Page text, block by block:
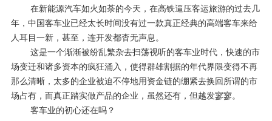
在新能源汽车如火如荼的今天，在高铁逼压客运旅游的过去几
年，中国客车业已经太长时间没有过一款真正经典的高端客车来给
人耳目一新，甚至，连开发都杳无声息。
这是一个渐渐被纷乱繁杂去扫荡视听的客车业时代，快速的市
场变迁和诸多资本的疯狂涌入，使得群雄割据的年代界限变得不再
那么清晰，太多的企业被迫不停地用资金链的绷紧去换回所谓的市
场占有，而真正踏实做产品的企业，虽然还有，但越发寥寥。
客车业的初心还在吗？